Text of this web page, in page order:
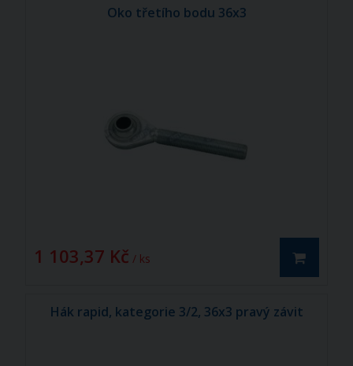
Oko třetího bodu 36x3
1 103,37 Kč / ks
Hák rapid, kategorie 3/2, 36x3 pravý závit